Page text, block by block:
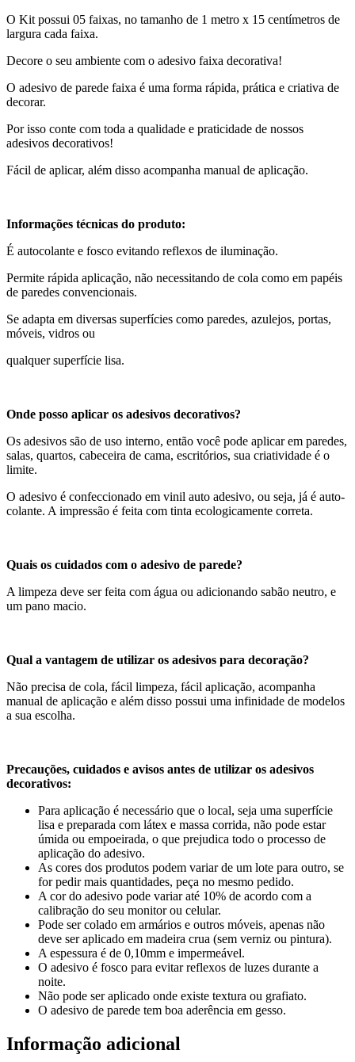
O Kit possui 05 faixas, no tamanho de 1 metro x 15 centímetros de
largura cada faixa.
Decore o seu ambiente com o adesivo faixa decorativa!
O adesivo de parede faixa é uma forma rápida, prática e criativa de
decorar.
Por isso conte com toda a qualidade e praticidade de nossos
adesivos decorativos!
Fácil de aplicar, além disso acompanha manual de aplicação.
Informações técnicas do produto:
É autocolante e fosco evitando reflexos de iluminação.
Permite rápida aplicação, não necessitando de cola como em papéis
de paredes convencionais.
Se adapta em diversas superfícies como paredes, azulejos, portas,
móveis, vidros ou
qualquer superfície lisa.
Onde posso aplicar os adesivos decorativos?
Os adesivos são de uso interno, então você pode aplicar em paredes,
salas, quartos, cabeceira de cama, escritórios, sua criatividade é o
limite.
O adesivo é confeccionado em vinil auto adesivo, ou seja, já é auto-
colante. A impressão é feita com tinta ecologicamente correta.
Quais os cuidados com o adesivo de parede?
A limpeza deve ser feita com água ou adicionando sabão neutro, e
um pano macio.
Qual a vantagem de utilizar os adesivos para decoração?
Não precisa de cola, fácil limpeza, fácil aplicação, acompanha
manual de aplicação e além disso possui uma infinidade de modelos
a sua escolha.
Precauções, cuidados e avisos antes de utilizar os adesivos
decorativos:
Para aplicação é necessário que o local, seja uma superfície
lisa e preparada com látex e massa corrida, não pode estar
úmida ou empoeirada, o que prejudica todo o processo de
aplicação do adesivo.
As cores dos produtos podem variar de um lote para outro, se
for pedir mais quantidades, peça no mesmo pedido.
A cor do adesivo pode variar até 10% de acordo com a
calibração do seu monitor ou celular.
Pode ser colado em armários e outros móveis, apenas não
deve ser aplicado em madeira crua (sem verniz ou pintura).
A espessura é de 0,10mm e impermeável.
O adesivo é fosco para evitar reflexos de luzes durante a
noite.
Não pode ser aplicado onde existe textura ou grafiato.
O adesivo de parede tem boa aderência em gesso.
Informação adicional